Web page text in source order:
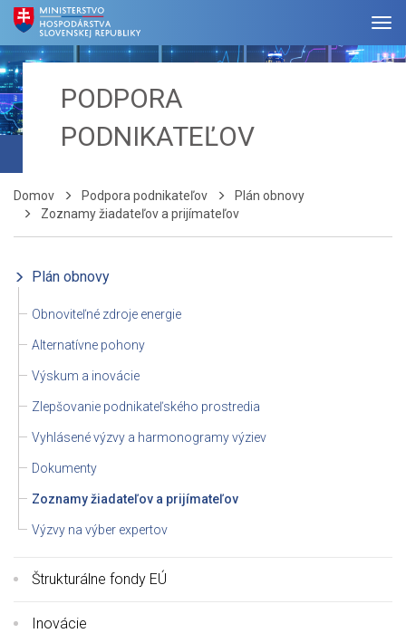
PODPORA
PODNIKATEĽOV
Domov Podpora podnikateľov
Plán obnovy
Zoznamy žiadateľov a prijímateľov
Plán obnovy
Obnoviteľné zdroje energie
Alternatívne pohony
Výskum a inovácie
Zlepšovanie podnikateľského prostredia
Vyhlásené výzvy a harmonogramy výziev
Dokumenty
Zoznamy žiadateľov a prijímateľov
Výzvy na výber expertov
Štrukturálne fondy EÚ
Inovácie